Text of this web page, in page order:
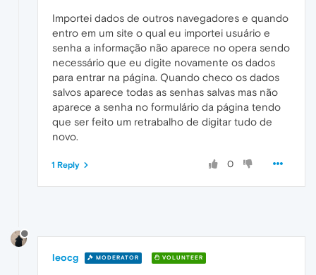
Importei dados de outros navegadores e quando
entro em um site o qual eu importei usuário e
senha a informação não aparece no opera sendo
necessário que eu digite novamente os dados
para entrar na página. Quando checo os dados
salvos aparece todas as senhas salvas mas não
aparece a senha no formulário da página tendo
que ser feito um retrabalho de digitar tudo de
novo.
0
1 Reply
leocg MODERATOR VOLUNTEER